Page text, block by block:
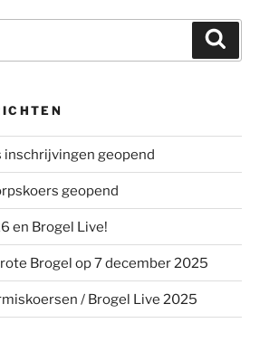
inschrijvingen geopend
geopend
en Brogel Live!
Brogel op 7 december 2025
/ Brogel Live 2025